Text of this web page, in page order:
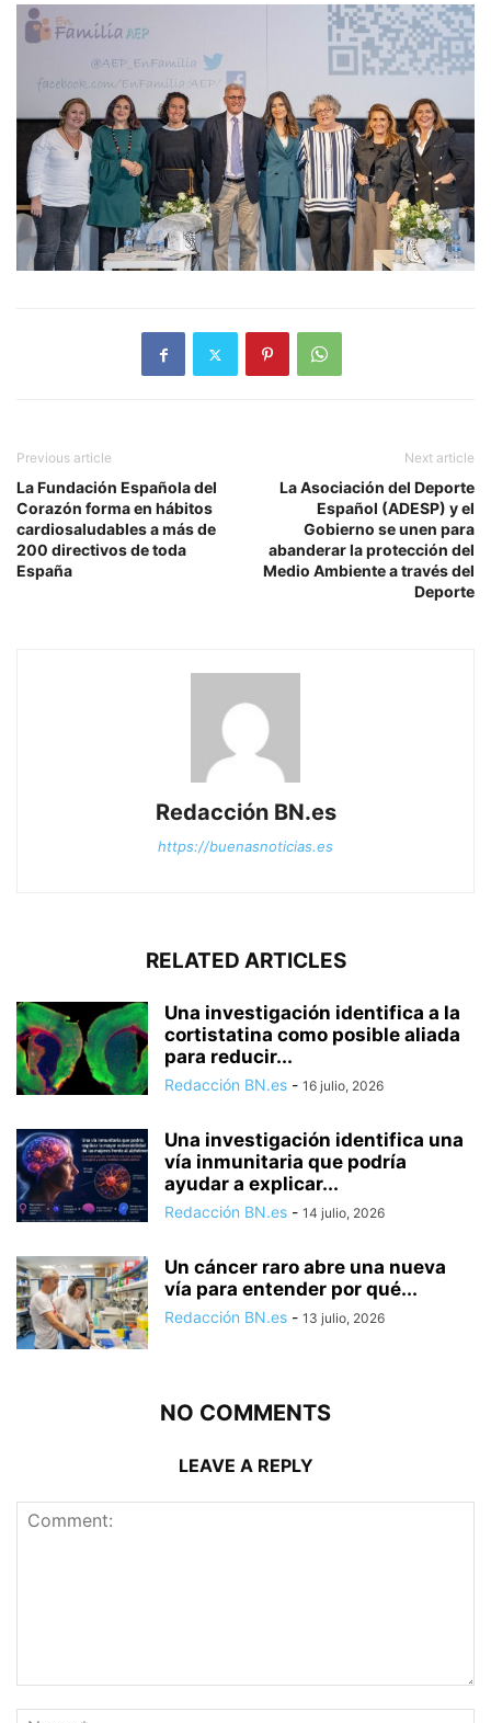
Previous article
La Fundación Española del
Corazón forma en hábitos
cardiosaludables a más de
200 directivos de toda
España
Next article
La Asociación del Deporte
Español (ADESP) y el
Gobierno se unen para
abanderar la protección del
Medio Ambiente a través del
Deporte
Redacción BN.es
https://buenasnoticias.es
RELATED ARTICLES
Una investigación identifica a la
cortistatina como posible aliada
para reducir...
Redacción BN.es - 16 julio, 2026
Una investigación identifica una
vía inmunitaria que podría
ayudar a explicar...
Redacción BN.es - 14 julio, 2026
Un cáncer raro abre una nueva
vía para entender por qué...
Redacción BN.es - 13 julio, 2026
NO COMMENTS
LEAVE A REPLY